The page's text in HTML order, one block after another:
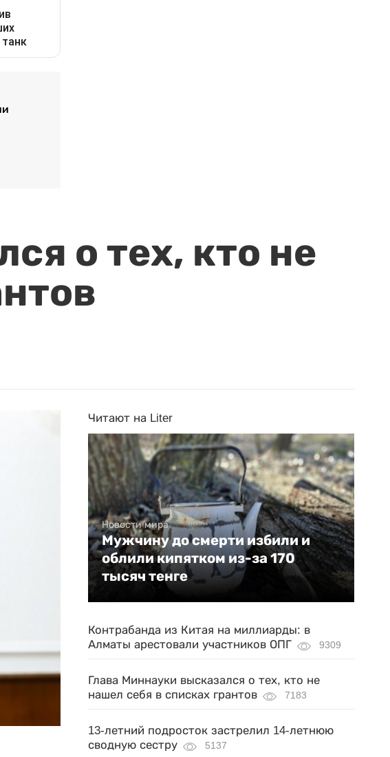
о тех, кто не
Читают на Liter
Новости мира
Мужчину до смерти избили и
облили кипятком из-за 170
тысяч тенге
Контрабанда из Китая на миллиарды: в
Алматы арестовали участников ОПГ
9309
Глава Миннауки высказался о тех, кто не
нашел себя в списках грантов
7183
13-летний подросток застрелил 14-летнюю
сводную сестру
5137